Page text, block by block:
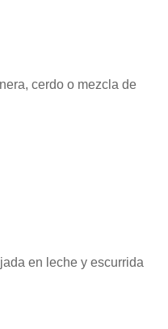
cerdo o mezcla de
en leche y escurrida